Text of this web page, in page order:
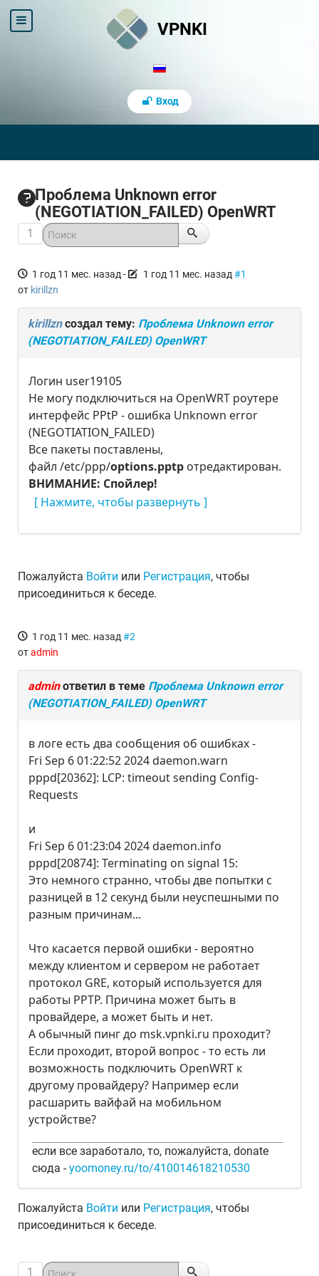
VPNKI
Вход
Проблема Unknown error
(NEGOTIATION_FAILED) OpenWRT
1
1 год 11 мес. назад - 1 год 11 мес. назад #1
от kirillzn
kirillznсоздал тему: Проблема Unknown error
(NEGOTIATION_FAILED) OpenWRT
Логин user19105
Не могу подключиться на OpenWRT роутере
интерфейс PPtP - ошибка Unknown error
(NEGOTIATION_FAILED)
Все пакеты поставлены,
файл /etc/ppp/options.pptp отредактирован.
ВНИМАНИЕ: Спойлер!
Пожалуйста Войти или Регистрация, чтобы
присоединиться к беседе.
1 год 11 мес. назад #2
отadmin
adminответил в теме Проблема Unknown error
(NEGOTIATION_FAILED) OpenWRT
в логе есть два сообщения об ошибках -
Fri Sep 6 01:22:52 2024 daemon.warn
pppd[20362]: LCP: timeout sending Config-
Requests
и
Fri Sep 6 01:23:04 2024 daemon.info
pppd[20874]: Terminating on signal 15:
Это немного странно, чтобы две попытки с
разницей в 12 секунд были неуспешными по
разным причинам...
Что касается первой ошибки - вероятно
между клиентом и сервером не работает
протокол GRE, который используется для
работы PPTP. Причина может быть в
провайдере, а может быть и нет.
А обычный пинг до msk.vpnki.ru проходит?
Если проходит, второй вопрос - то есть ли
возможность подключить OpenWRT к
другому провайдеру? Например если
расшарить вайфай на мобильном
устройстве?
если все заработало, то, пожалуйста, donate
сюда -yoomoney.ru/to/410014618210530
Пожалуйста Войти или Регистрация, чтобы
присоединиться к беседе.
1